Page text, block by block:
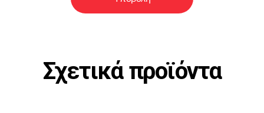
Σχετικά προϊόντα